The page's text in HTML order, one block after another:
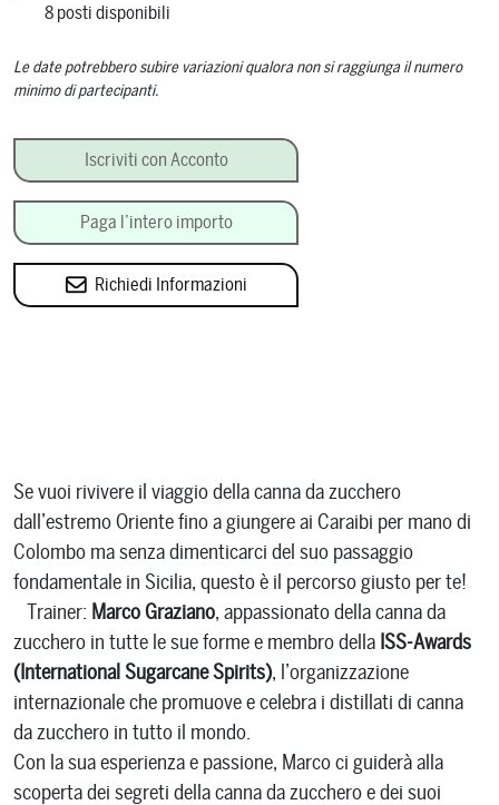
8 posti disponibili
Le date potrebbero subire variazioni qualora non si raggiunga il numero
minimo di partecipanti.
Iscriviti con Acconto
Paga l’intero importo
Richiedi Informazioni
Se vuoi rivivere il viaggio della canna da zucchero
dall’estremo Oriente fino a giungere ai Caraibi per mano di
Colombo ma senza dimenticarci del suo passaggio
fondamentale in Sicilia, questo è il percorso giusto per te!
Trainer: Marco Graziano, appassionato della canna da
zucchero in tutte le sue forme e membro della ISS-Awards
(International Sugarcane Spirits), l’organizzazione
internazionale che promuove e celebra i distillati di canna
da zucchero in tutto il mondo.
Con la sua esperienza e passione, Marco ci guiderà alla
scoperta dei segreti della canna da zucchero e dei suoi